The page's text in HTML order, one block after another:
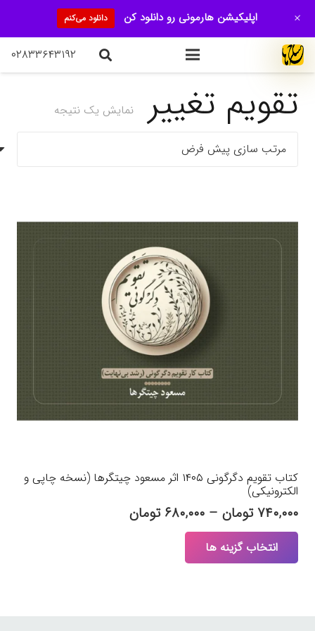
۰۲۸۳۳۶۴۳۱۹۲
تقویم تغییر نمایش یک نتیجه
کتاب تقویم دگرگونی ۱۴۰۵ اثر مسعود چیتگرها (نسخه چاپی و
الکترونیکی)
۷۴۰,۰۰۰ تومان – ۶۸۰,۰۰۰ تومانPrice
انتخاب گزینه ها
اپلیکیشن هارمونی رو دانلود کن دانلود می‌کنم +